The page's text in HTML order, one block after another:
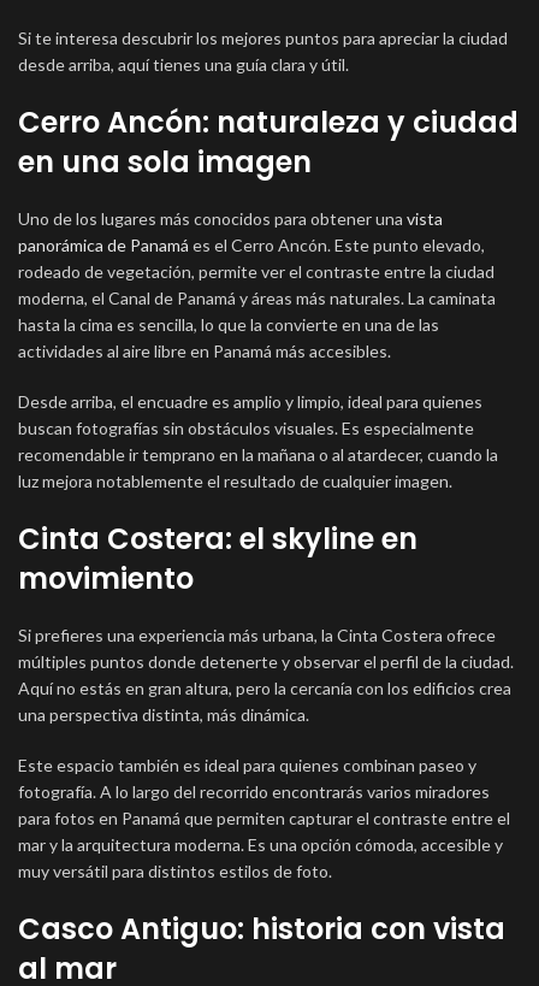
Si te interesa descubrir los mejores puntos para apreciar la ciudad
desde arriba, aquí tienes una guía clara y útil.
Cerro Ancón: naturaleza y ciudad
en una sola imagen
Uno de los lugares más conocidos para obtener una vista
panorámica de Panamá es el Cerro Ancón. Este punto elevado,
rodeado de vegetación, permite ver el contraste entre la ciudad
moderna, el Canal de Panamá y áreas más naturales. La caminata
hasta la cima es sencilla, lo que la convierte en una de las
actividades al aire libre en Panamá más accesibles.
Desde arriba, el encuadre es amplio y limpio, ideal para quienes
buscan fotografías sin obstáculos visuales. Es especialmente
recomendable ir temprano en la mañana o al atardecer, cuando la
luz mejora notablemente el resultado de cualquier imagen.
Cinta Costera: el skyline en
movimiento
Si prefieres una experiencia más urbana, la Cinta Costera ofrece
múltiples puntos donde detenerte y observar el perfil de la ciudad.
Aquí no estás en gran altura, pero la cercanía con los edificios crea
una perspectiva distinta, más dinámica.
Este espacio también es ideal para quienes combinan paseo y
fotografía. A lo largo del recorrido encontrarás varios miradores
para fotos en Panamá que permiten capturar el contraste entre el
mar y la arquitectura moderna. Es una opción cómoda, accesible y
muy versátil para distintos estilos de foto.
Casco Antiguo: historia con vista
al mar